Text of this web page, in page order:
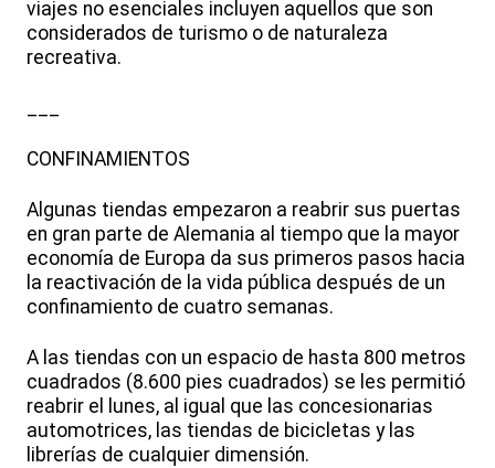
viajes no esenciales incluyen aquellos que son
considerados de turismo o de naturaleza
recreativa.
___
CONFINAMIENTOS
Algunas tiendas empezaron a reabrir sus puertas
en gran parte de Alemania al tiempo que la mayor
economía de Europa da sus primeros pasos hacia
la reactivación de la vida pública después de un
confinamiento de cuatro semanas.
A las tiendas con un espacio de hasta 800 metros
cuadrados (8.600 pies cuadrados) se les permitió
reabrir el lunes, al igual que las concesionarias
automotrices, las tiendas de bicicletas y las
librerías de cualquier dimensión.